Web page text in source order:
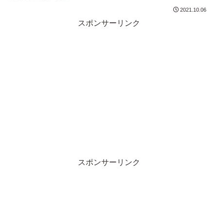
2021.10.06
スポンサーリンク
スポンサーリンク